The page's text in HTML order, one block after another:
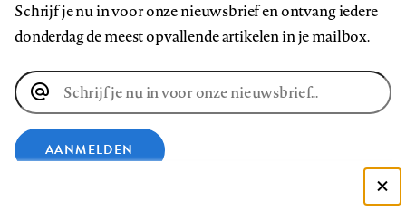
Schrijf je nu in voor onze nieuwsbrief en ontvang iedere
donderdag de meest opvallende artikelen in je mailbox.
E-
mailadres
AANMELDEN